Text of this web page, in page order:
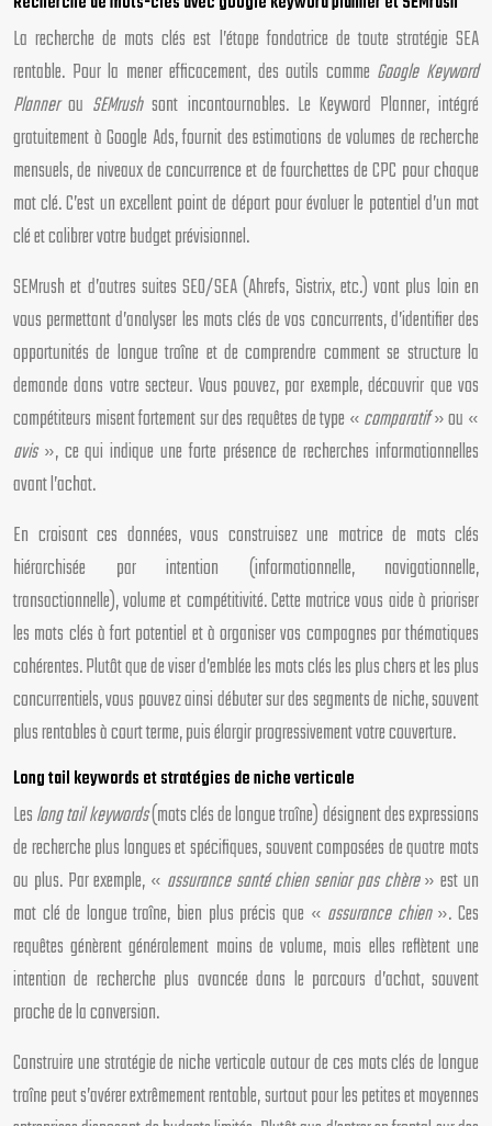
La recherche de mots clés est l’étape fondatrice de toute stratégie SEA
rentable. Pour la mener efficacement, des outils comme Google Keyword
Plannerou SEMrushsont incontournables. Le Keyword Planner, intégré
gratuitement à Google Ads, fournit des estimations de volumes de recherche
mensuels, de niveaux de concurrence et de fourchettes de CPC pour chaque
mot clé. C’est un excellent point de départ pour évaluer le potentiel d’un mot
clé et calibrer votre budget prévisionnel.
SEMrush et d’autres suites SEO/SEA (Ahrefs, Sistrix, etc.) vont plus loin en
vous permettant d’analyser les mots clés de vos concurrents, d’identifier des
opportunités de longue traîne et de comprendre comment se structure la
demande dans votre secteur. Vous pouvez, par exemple, découvrir que vos
compétiteurs misent fortement sur des requêtes de type «comparatif» ou «
avis», ce qui indique une forte présence de recherches informationnelles
avant l’achat.
En croisant ces données, vous construisez une matrice de mots clés
hiérarchisée par intention (informationnelle, navigationnelle,
transactionnelle), volume et compétitivité. Cette matrice vous aide à prioriser
les mots clés à fort potentiel et à organiser vos campagnes par thématiques
cohérentes. Plutôt que de viser d’emblée les mots clés les plus chers et les plus
concurrentiels, vous pouvez ainsi débuter sur des segments de niche, souvent
plus rentables à court terme, puis élargir progressivement votre couverture.
Long tail keywords et stratégies de niche verticale
Leslong tail keywords(mots clés de longue traîne) désignent des expressions
de recherche plus longues et spécifiques, souvent composées de quatre mots
ou plus. Par exemple, « assurance santé chien senior pas chère» est un
mot clé de longue traîne, bien plus précis que « assurance chien». Ces
requêtes génèrent généralement moins de volume, mais elles reflètent une
intention de recherche plus avancée dans le parcours d’achat, souvent
proche de la conversion.
Construire une stratégie de niche verticale autour de ces mots clés de longue
traîne peut s’avérer extrêmement rentable, surtout pour les petites et moyennes